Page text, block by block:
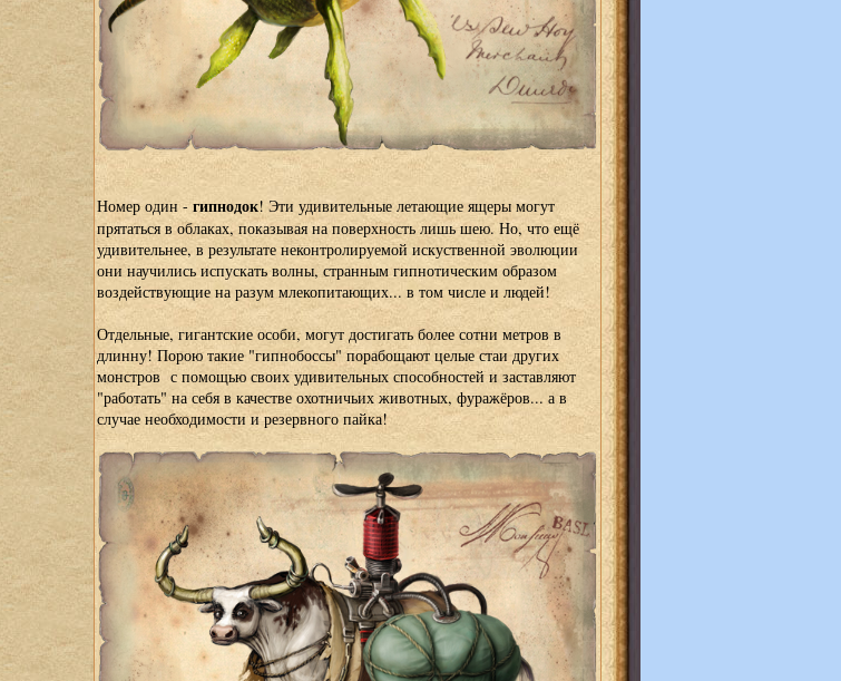
Номер один - гипнодок! Эти удивительные летающие ящеры могут
прятаться в облаках, показывая на поверхность лишь шею. Но, что ещё
удивительнее, в результате неконтролируемой искуственной эволюции
они научились испускать волны, странным гипнотическим образом
воздействующие на разум млекопитающих... в том числе и людей!
Отдельные, гигантские особи, могут достигать более сотни метров в
длинну! Порою такие "гипнобоссы" порабощают целые стаи других
монстров с помощью своих удивительных способностей и заставляют
"работать" на себя в качестве охотничьих животных, фуражёров... а в
случае необходимости и резервного пайка!